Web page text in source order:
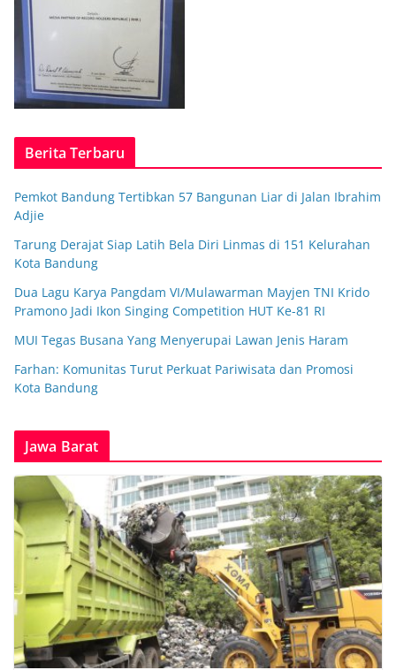
Berita Terbaru
Pemkot Bandung Tertibkan 57 Bangunan Liar di Jalan Ibrahim
Adjie
Tarung Derajat Siap Latih Bela Diri Linmas di 151 Kelurahan
Kota Bandung
Dua Lagu Karya Pangdam VI/Mulawarman Mayjen TNI Krido
Pramono Jadi Ikon Singing Competition HUT Ke-81 RI
MUI Tegas Busana Yang Menyerupai Lawan Jenis Haram
Farhan: Komunitas Turut Perkuat Pariwisata dan Promosi
Kota Bandung
Jawa Barat